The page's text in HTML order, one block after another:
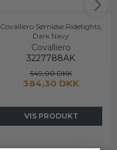
Covalliero Sømløse Ridetights,
Dark Navy
Covalliero
3227788AK
549,00 DKK
384,30 DKK
VIS PRODUKT